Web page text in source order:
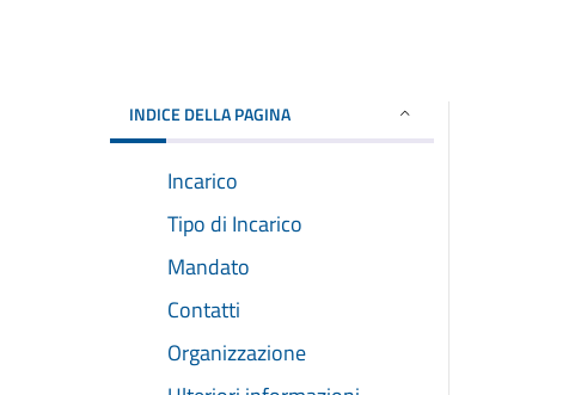
INDICE DELLA PAGINA
Incarico
Tipo di Incarico
Mandato
Contatti
Organizzazione